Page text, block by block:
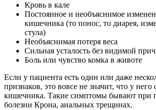
Кровь в кале
Постоянное и необъяснимое
кишечника (то понос, то диарея,
стула)
Необъяснимая потеря веса
Сильная усталость без видимой
Боль или чувство комка в животе
Если у пациента есть один или даже
признаков, это вовсе не значит, что у него
кишечника. Такие симптомы бывают при
болезни Крона, анальных трещинах.